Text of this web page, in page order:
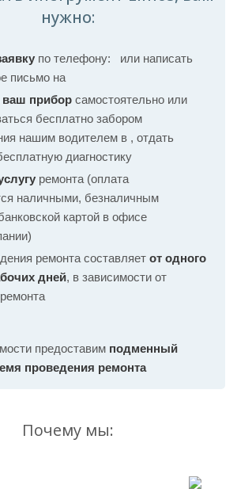
нужно:
по телефону:
или написать
письмо на
ваш прибор самостоятельно или
бесплатно забором
нашим водителем в , отдать
диагностику
ремонта (оплата
наличными, безналичным
картой в офисе
ремонта составляет от одного
дней, в зависимости от
предоставим подменный
проведения ремонта
Почему мы: